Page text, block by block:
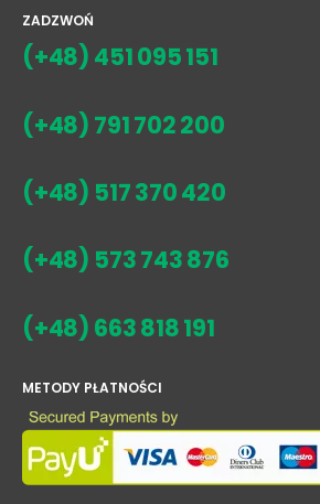
ZADZWOŃ
(+48) 451 095 151
(+48) 791 702 200
(+48) 517 370 420
(+48) 573 743 876
(+48) 663 818 191
METODY PŁATNOŚCI